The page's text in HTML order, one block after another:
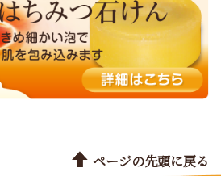
ページの先頭に戻る